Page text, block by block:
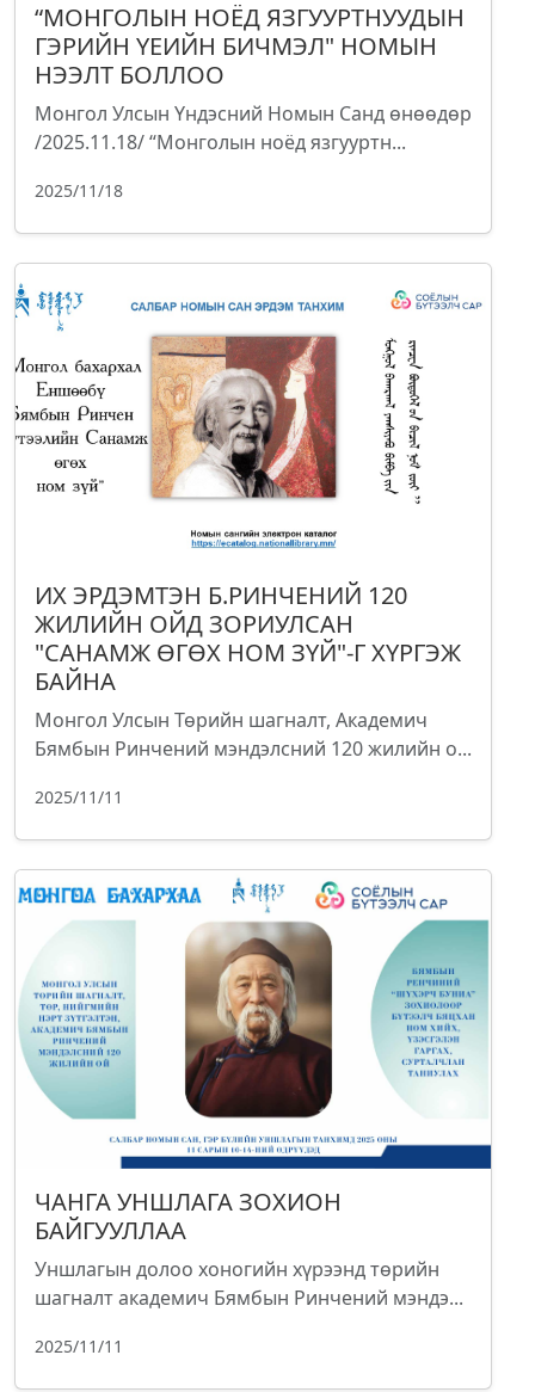
“МОНГОЛЫН НОЁД ЯЗГУУРТНУУДЫН
ГЭРИЙН ҮЕИЙН БИЧМЭЛ" НОМЫН
НЭЭЛТ БОЛЛОО
Монгол Улсын Үндэсний Номын Санд өнөөдөр
/2025.11.18/ “Монголын ноёд язгууртн...
2025/11/18
ИХ ЭРДЭМТЭН Б.РИНЧЕНИЙ 120
ЖИЛИЙН ОЙД ЗОРИУЛСАН
"САНАМЖ ӨГӨХ НОМ ЗҮЙ"-Г ХҮРГЭЖ
БАЙНА
Монгол Улсын Төрийн шагналт, Академич
Бямбын Ринчений мэндэлсний 120 жилийн о...
2025/11/11
ЧАНГА УНШЛАГА ЗОХИОН
БАЙГУУЛЛАА
Уншлагын долоо хоногийн хүрээнд төрийн
шагналт академич Бямбын Ринчений мэндэ...
2025/11/11